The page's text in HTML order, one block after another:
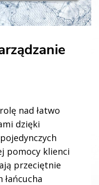
nad łatwo
dzięki
pomocy klienci
przeciętnie
łańcucha